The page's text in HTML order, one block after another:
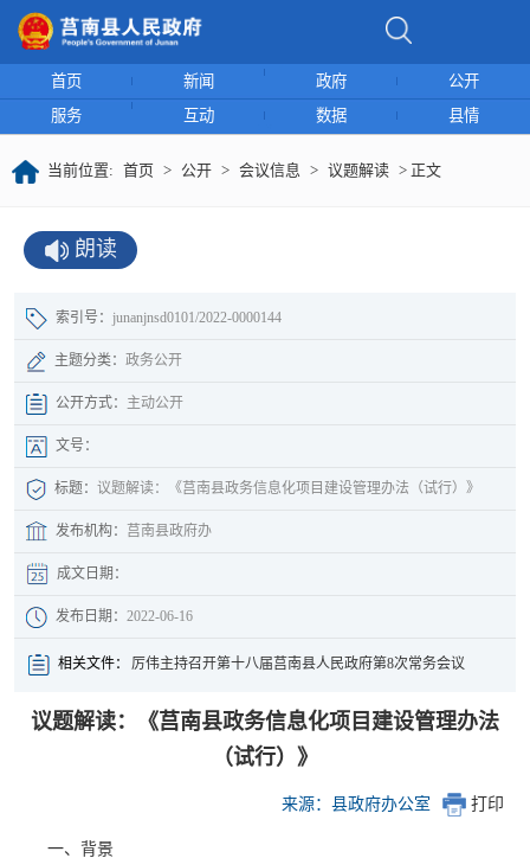
首页 新闻 政府
公开
服务
互动 数据 县情
当前位置: 首页 > 公开 > 会议信息 > 议题解读 > 正文
朗读
索引号： junanjnsd0101/2022-0000144
主题分类： 政务公开
公开方式： 主动公开
文号：
标题： 议题解读：《莒南县政务信息化项目建设管理办法（试行）》
发布机构： 莒南县政府办
成文日期：
发布日期： 2022-06-16
相关文件： 厉伟主持召开第十八届莒南县人民政府第8次常务会议
议题解读：《莒南县政务信息化项目建设管理办法
（试行）》
来源：县政府办公室 打印
一、背景